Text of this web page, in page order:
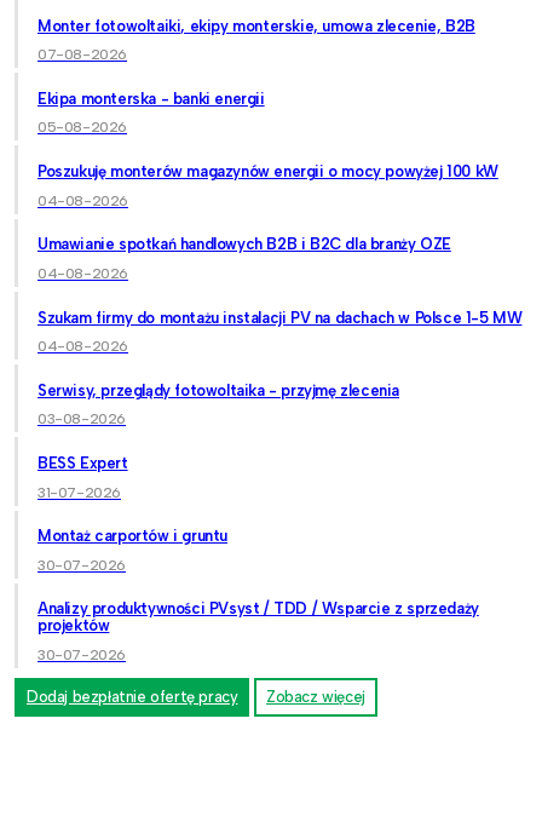
Monter fotowoltaiki, ekipy monterskie, umowa zlecenie, B2B
07-08-2026
Ekipa monterska - banki energii
05-08-2026
Poszukuję monterów magazynów energii o mocy powyżej 100 kW
04-08-2026
Umawianie spotkań handlowych B2B i B2C dla branży OZE
04-08-2026
Szukam firmy do montażu instalacji PV na dachach w Polsce 1-5 MW
04-08-2026
Serwisy, przeglądy fotowoltaika - przyjmę zlecenia
03-08-2026
BESS Expert
31-07-2026
Montaż carportów i gruntu
30-07-2026
Analizy produktywności PVsyst / TDD / Wsparcie z sprzedaży
projektów
30-07-2026
Dodaj bezpłatnie ofertę pracy Zobacz więcej